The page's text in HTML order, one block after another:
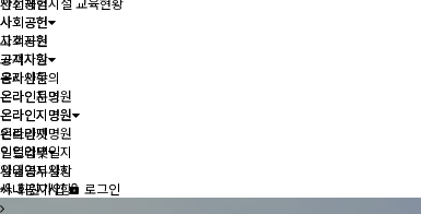
사회공헌
사회공헌
고객지원
공지사항
온라인문의
온라인지명원
온라인지명원
인트라넷
일일업무일지
사내공지사항
사회공헌
고객지원
공지사항
온라인문의
온라인지명원
온라인지명원
인트라넷
일일업무일지
사내공지사항
회원가입
로그인